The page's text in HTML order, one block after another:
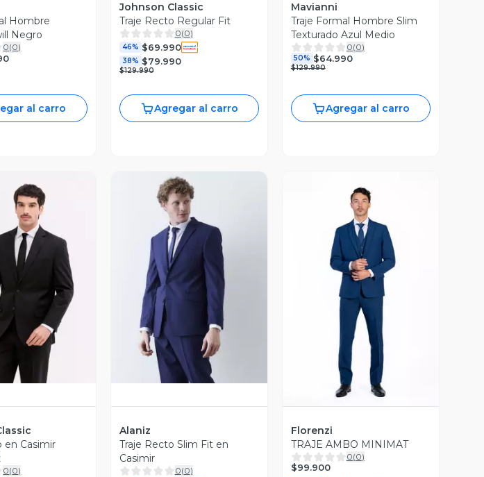
Hombre
Negro
0(0)
al carro
Johnson Classic
Traje Recto Regular Fit
0(0)
46% $69.990
38% $79.990
$129.990
Agregar al carro
Mavianni
Traje Formal Hombre Slim
Texturado Azul Medio
0(0)
50% $64.990
$129.990
Agregar al carro
Previa
en Casimir
0(0)
Vista Previa
Alaniz
Traje Recto Slim Fit en
Casimir
0(0)
Vista Previa
Florenzi
TRAJE AMBO MINIMAT
0(0)
$99.900